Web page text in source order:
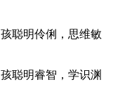
聪明伶俐，思维敏
聪明睿智，学识渊